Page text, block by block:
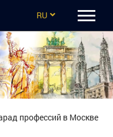
RU
EN
CZ
UA
ES
профессий в Москве